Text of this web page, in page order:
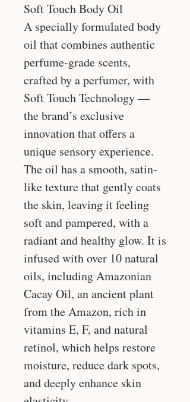
Soft Touch Body Oil
A specially formulated body
oil that combines authentic
perfume-grade scents,
crafted by a perfumer, with
Soft Touch Technology —
the brand’s exclusive
innovation that offers a
unique sensory experience.
The oil has a smooth, satin-
like texture that gently coats
the skin, leaving it feeling
soft and pampered, with a
radiant and healthy glow. It is
infused with over 10 natural
oils, including Amazonian
Cacay Oil, an ancient plant
from the Amazon, rich in
vitamins E, F, and natural
retinol, which helps restore
moisture, reduce dark spots,
and deeply enhance skin